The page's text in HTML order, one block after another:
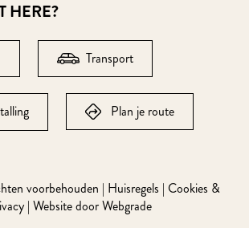
HERE?
Transport
Plan je route
voorbehouden | Huisregels | Cookies &
| Website doorWebgrade